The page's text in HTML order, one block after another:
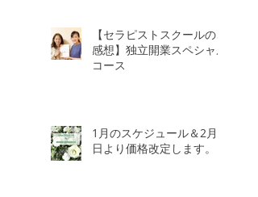
【セラピストスクールのご
感想】独立開業スペシャル
コース
1月のスケジュール＆2月3
日より価格改定します。